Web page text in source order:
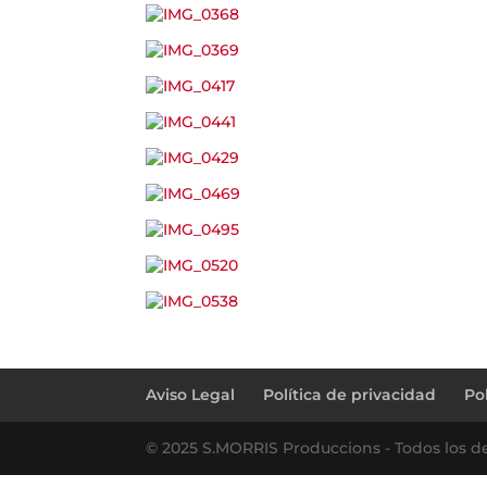
Aviso Legal
Política de privacidad
© 2025 S.MORRIS Produccions - Todos los